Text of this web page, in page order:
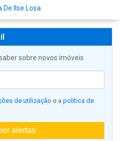
Ilse Losa
sobre novos imóveis
de utilização e a política de
alertas